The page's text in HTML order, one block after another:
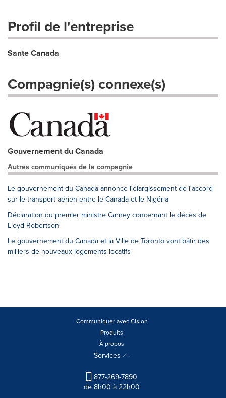
Profil de l'entreprise
Sante Canada
Compagnie(s) connexe(s)
Gouvernement du Canada
Autres communiqués de la compagnie
Le gouvernement du Canada annonce l'élargissement de l'accord
sur le transport aérien entre le Canada et le Nigéria
Déclaration du premier ministre Carney concernant le décès de
Lloyd Robertson
Le gouvernement du Canada et la Ville de Toronto vont bâtir des
milliers de nouveaux logements locatifs
Communiquer avec Cision
Produits
À propos
Services
877-269-7890
de 8h00 à 22h00